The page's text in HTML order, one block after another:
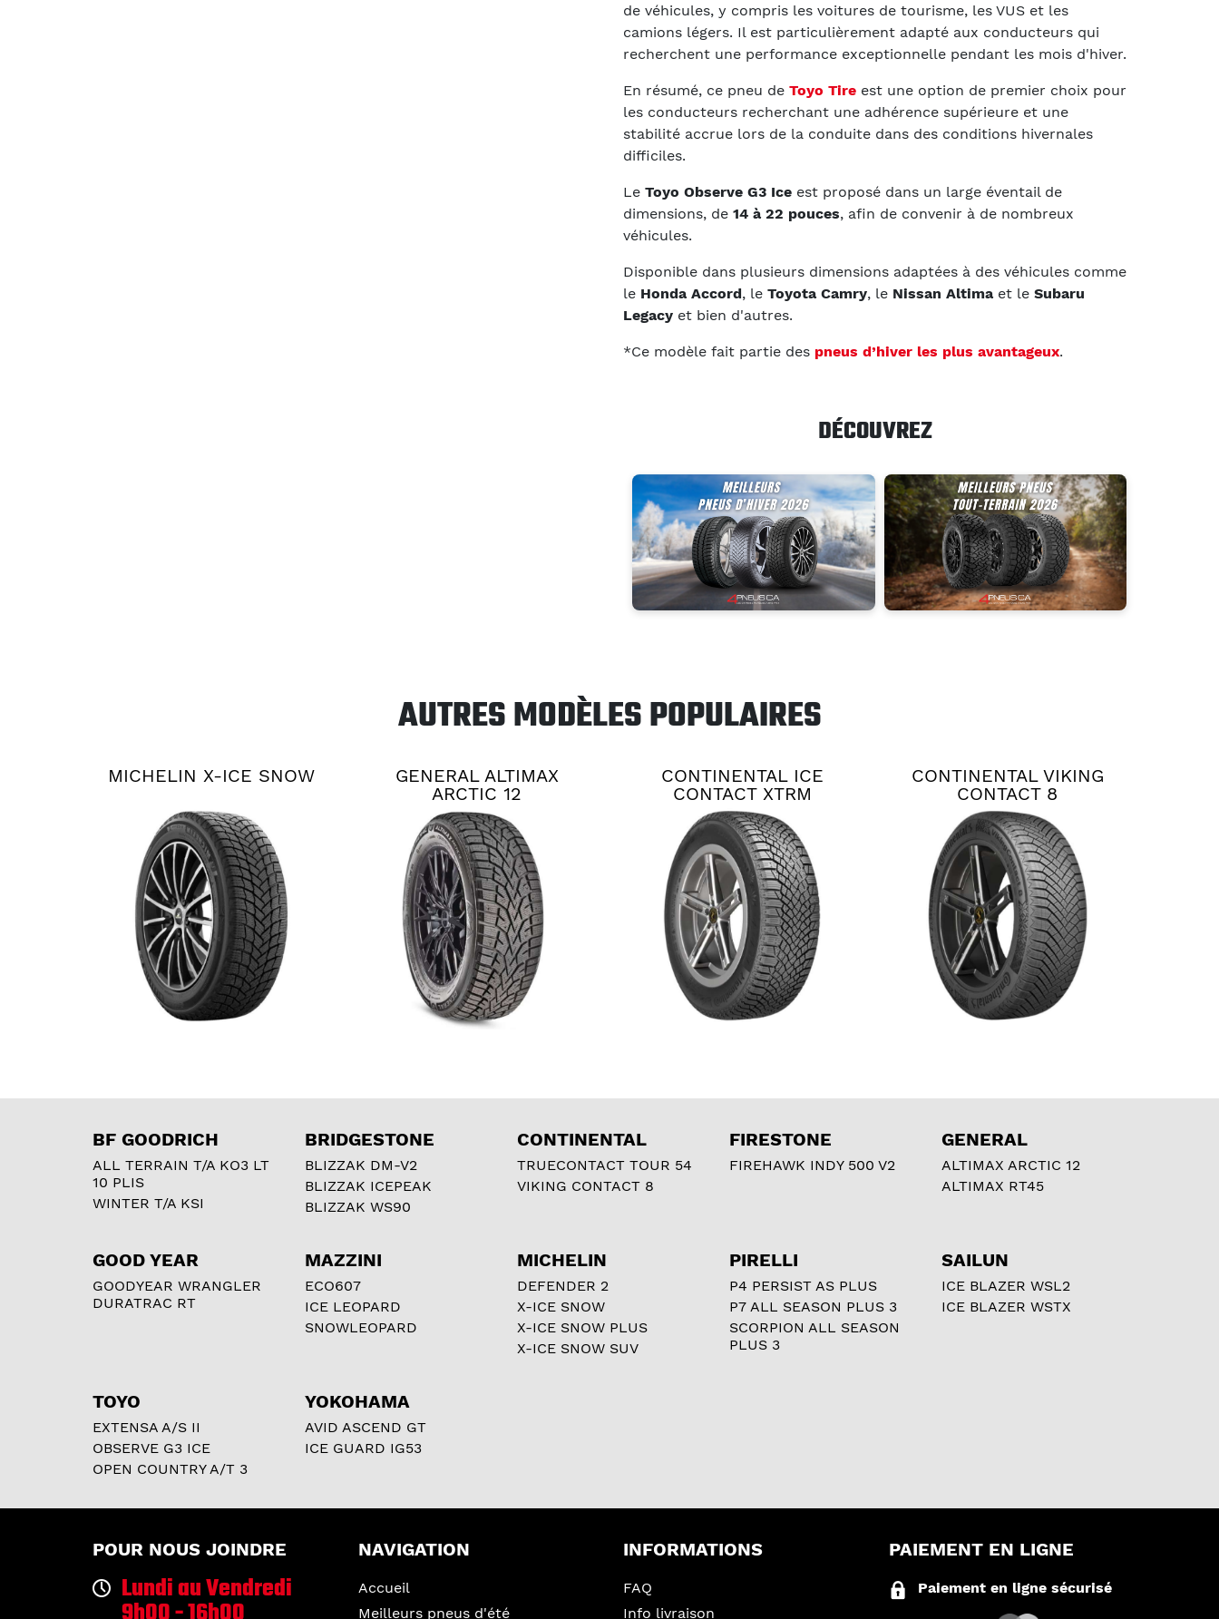
de véhicules, y compris les voitures de tourisme, les VUS et les
camions légers. Il est particulièrement adapté aux conducteurs qui
recherchent une performance exceptionnelle pendant les mois d'hiver.
En résumé, ce pneu de Toyo Tire est une option de premier choix pour
les conducteurs recherchant une adhérence supérieure et une
stabilité accrue lors de la conduite dans des conditions hivernales
difficiles.
Le Toyo Observe G3 Ice est proposé dans un large éventail de
dimensions, de 14 à 22 pouces, afin de convenir à de nombreux
véhicules.
Disponible dans plusieurs dimensions adaptées à des véhicules comme
le Honda Accord, le Toyota Camry, le Nissan Altimaet le Subaru
Legacy et bien d'autres.
*Ce modèle fait partie des pneus d’hiver les plus avantageux.
DÉCOUVREZ
AUTRES MODÈLES POPULAIRES
MICHELIN X-ICE SNOW
GENERAL ALTIMAX
ARCTIC 12
CONTINENTAL ICE
CONTACT XTRM
CONTINENTAL VIKING
CONTACT 8
BF GOODRICH
ALL TERRAIN T/A KO3 LT
10 PLIS
WINTER T/A KSI
BRIDGESTONE
BLIZZAK DM-V2
BLIZZAK ICEPEAK
BLIZZAK WS90
CONTINENTAL
TRUECONTACT TOUR 54
VIKING CONTACT 8
FIRESTONE
FIREHAWK INDY 500 V2
GENERAL
ALTIMAX ARCTIC 12
ALTIMAX RT45
GOOD YEAR
GOODYEAR WRANGLER
DURATRAC RT
MAZZINI
ECO607
ICE LEOPARD
SNOWLEOPARD
MICHELIN
DEFENDER 2
X-ICE SNOW
X-ICE SNOW PLUS
X-ICE SNOW SUV
PIRELLI
P4 PERSIST AS PLUS
P7 ALL SEASON PLUS 3
SCORPION ALL SEASON
PLUS 3
SAILUN
ICE BLAZER WSL2
ICE BLAZER WSTX
TOYO
EXTENSA A/S II
OBSERVE G3 ICE
OPEN COUNTRY A/T 3
YOKOHAMA
AVID ASCEND GT
ICE GUARD IG53
POUR NOUS JOINDRE
Lundi au Vendredi
NAVIGATION
Accueil
Meilleurs pneus d'été
INFORMATIONS
FAQ
Info livraison
PAIEMENT EN LIGNE
Paiement en ligne sécurisé